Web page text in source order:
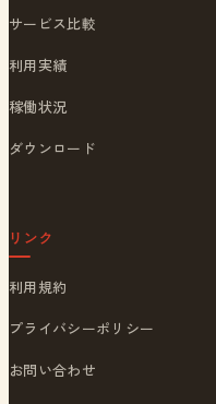
サービス比較
利用実績
稼働状況
ダウンロード
リンク
利用規約
プライバシーポリシー
お問い合わせ